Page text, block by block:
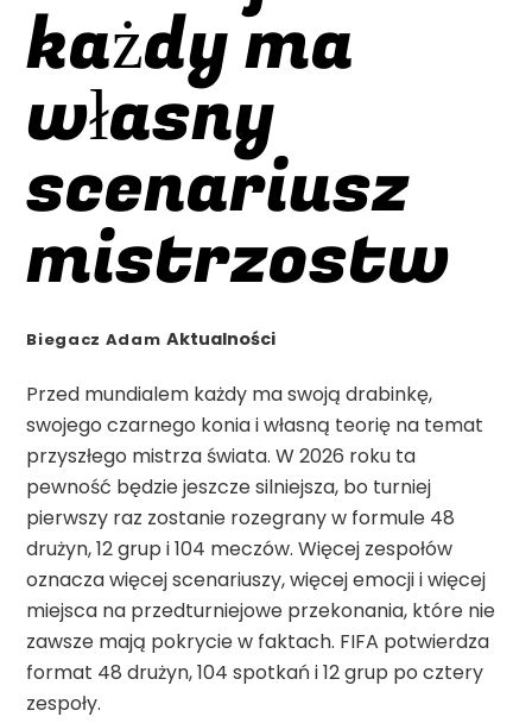
każdy ma
własny
scenariusz
mistrzostw
Biegacz Adam Aktualności
Przed mundialem każdy ma swoją drabinkę,
swojego czarnego konia i własną teorię na temat
przyszłego mistrza świata. W 2026 roku ta
pewność będzie jeszcze silniejsza, bo turniej
pierwszy raz zostanie rozegrany w formule 48
drużyn, 12 grup i 104 meczów. Więcej zespołów
oznacza więcej scenariuszy, więcej emocji i więcej
miejsca na przedturniejowe przekonania, które nie
zawsze mają pokrycie w faktach. FIFA potwierdza
format 48 drużyn, 104 spotkań i 12 grup po cztery
zespoły.